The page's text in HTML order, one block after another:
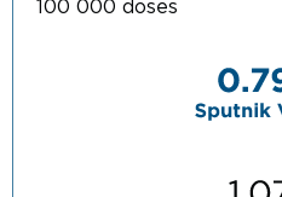
100 000 doses